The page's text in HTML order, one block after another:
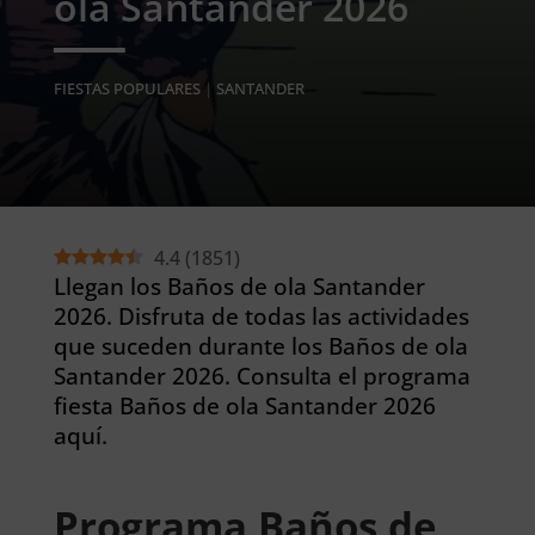
FIESTAS POPULARES| SANTANDER
4.4 (1851)
Llegan los Baños de ola Santander
2026. Disfruta de todas las actividades
que suceden durante los Baños de ola
Santander 2026. Consulta el programa
fiesta Baños de ola Santander 2026
aquí.